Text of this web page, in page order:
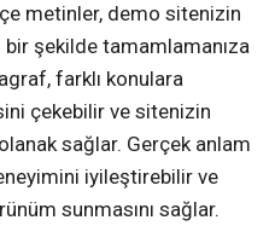
metinler, demo sitenizin
şekilde tamamlamanıza
farklı konulara
çekebilir ve sitenizin
sağlar. Gerçek anlam
iyileştirebilir ve
sunmasını sağlar.